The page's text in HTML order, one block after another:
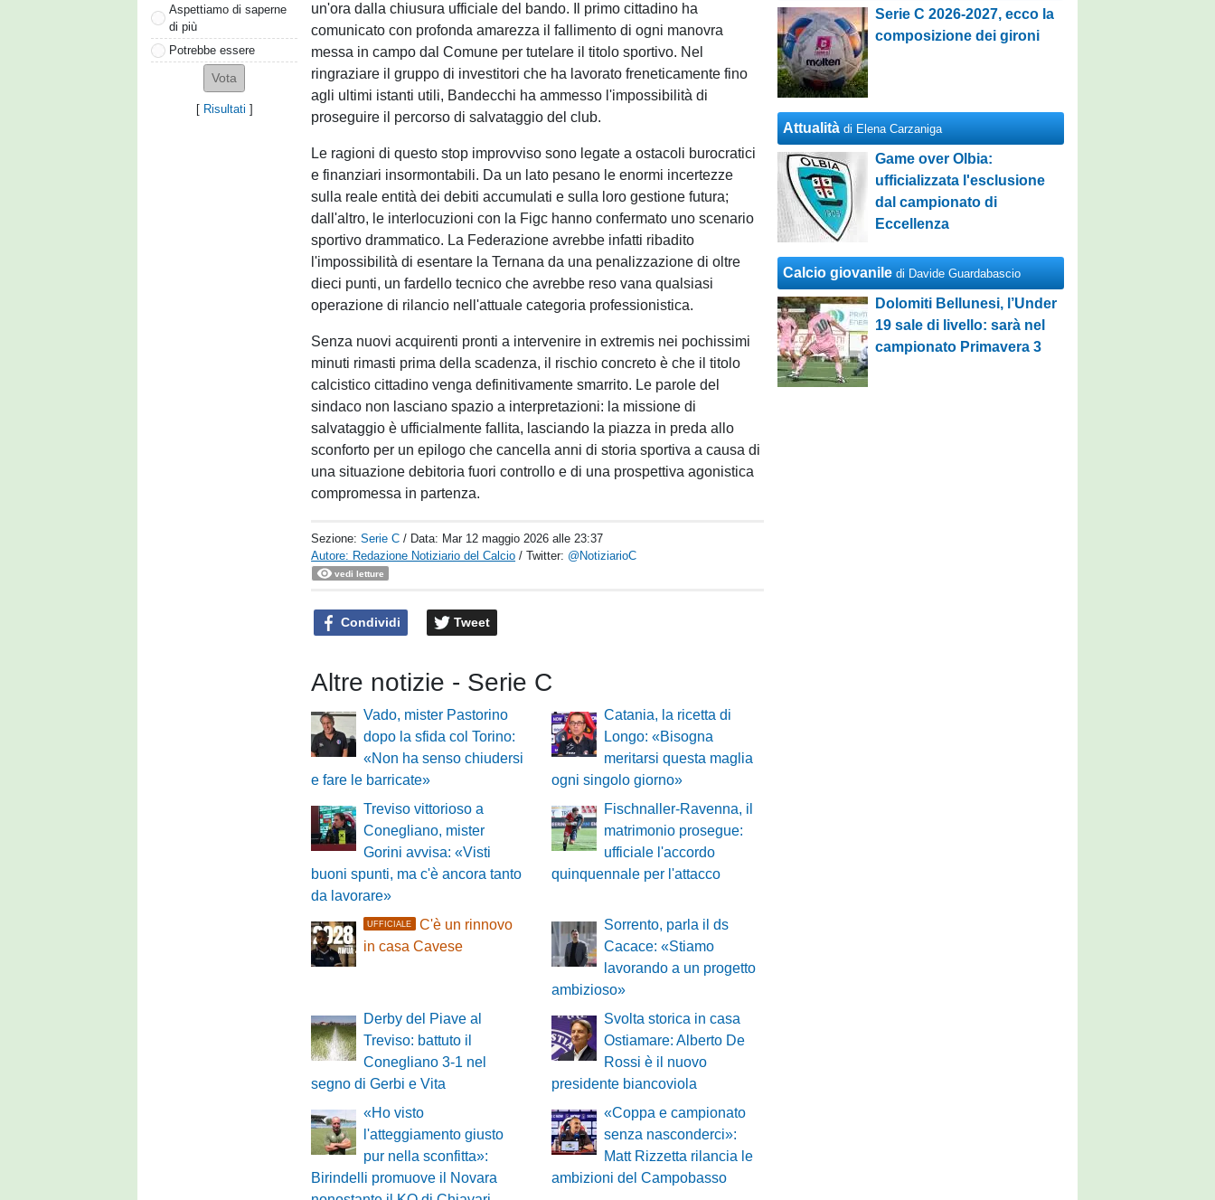
Aspettiamo di saperne
di più
Potrebbe essere
[ Risultati ]
un'ora dalla chiusura ufficiale del bando. Il primo cittadino ha
comunicato con profonda amarezza il fallimento di ogni manovra
messa in campo dal Comune per tutelare il titolo sportivo. Nel
ringraziare il gruppo di investitori che ha lavorato freneticamente fino
agli ultimi istanti utili, Bandecchi ha ammesso l'impossibilità di
proseguire il percorso di salvataggio del club.
Le ragioni di questo stop improvviso sono legate a ostacoli burocratici
e finanziari insormontabili. Da un lato pesano le enormi incertezze
sulla reale entità dei debiti accumulati e sulla loro gestione futura;
dall'altro, le interlocuzioni con la Figc hanno confermato uno scenario
sportivo drammatico. La Federazione avrebbe infatti ribadito
l'impossibilità di esentare la Ternana da una penalizzazione di oltre
dieci punti, un fardello tecnico che avrebbe reso vana qualsiasi
operazione di rilancio nell'attuale categoria professionistica.
Senza nuovi acquirenti pronti a intervenire in extremis nei pochissimi
minuti rimasti prima della scadenza, il rischio concreto è che il titolo
calcistico cittadino venga definitivamente smarrito. Le parole del
sindaco non lasciano spazio a interpretazioni: la missione di
salvataggio è ufficialmente fallita, lasciando la piazza in preda allo
sconforto per un epilogo che cancella anni di storia sportiva a causa di
una situazione debitoria fuori controllo e di una prospettiva agonistica
compromessa in partenza.
Sezione:Serie C / Data: Mar 12 maggio 2026 alle 23:37
Autore: Redazione Notiziario del Calcio / Twitter: @NotiziarioC
vedi letture
Condividi Tweet
Altre notizie - Serie C
Vado, mister Pastorino
dopo la sfida col Torino:
«Non ha senso chiudersi
e fare le barricate»
Catania, la ricetta di
Longo: «Bisogna
meritarsi questa maglia
ogni singolo giorno»
Treviso vittorioso a
Conegliano, mister
Gorini avvisa: «Visti
buoni spunti, ma c'è ancora tanto
da lavorare»
Fischnaller-Ravenna, il
matrimonio prosegue:
ufficiale l'accordo
quinquennale per l'attacco
UFFICIALE
C'è un rinnovo
in casa Cavese
Sorrento, parla il ds
Cacace: «Stiamo
lavorando a un progetto
ambizioso»
Derby del Piave al
Treviso: battuto il
Conegliano 3-1 nel
segno di Gerbi e Vita
Svolta storica in casa
Ostiamare: Alberto De
Rossi è il nuovo
presidente biancoviola
«Ho visto
l'atteggiamento giusto
pur nella sconfitta»:
Birindelli promuove il Novara
«Coppa e campionato
senza nasconderci»:
Matt Rizzetta rilancia le
ambizioni del Campobasso
Serie C 2026-2027, ecco la
composizione dei gironi
Attualità di Elena Carzaniga
Game over Olbia:
ufficializzata l'esclusione
dal campionato di
Eccellenza
Calcio giovanile di Davide Guardabascio
Dolomiti Bellunesi, l’Under
19 sale di livello: sarà nel
campionato Primavera 3